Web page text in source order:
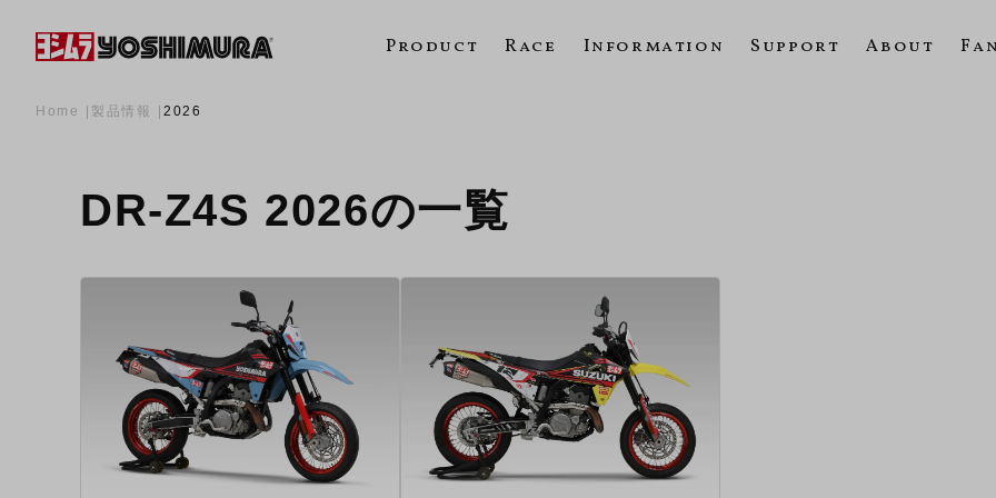
Product Race Information Support About
Home 製品情報 2026
DR-Z4S 2026の一覧